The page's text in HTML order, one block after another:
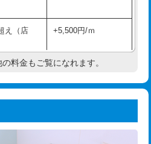
え（店
+5,500円/ｍ
現地調査
料金もご覧になれます。